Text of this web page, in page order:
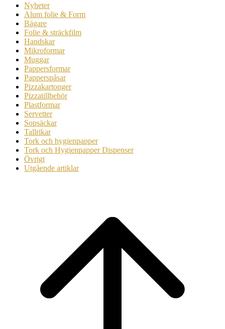
Nyheter
Alum folie & Form
Bägare
Folie & sträckfilm
Handskar
Mikroformar
Muggar
Pappersformar
Papperspåsar
Pizzakartonger
Pizzatillbehör
Plastformar
Servetter
Sopsäckar
Tallrikar
Tork och hygienpapper
Tork och Hygienpapper Dispenser
Övrigt
Utgående artiklar